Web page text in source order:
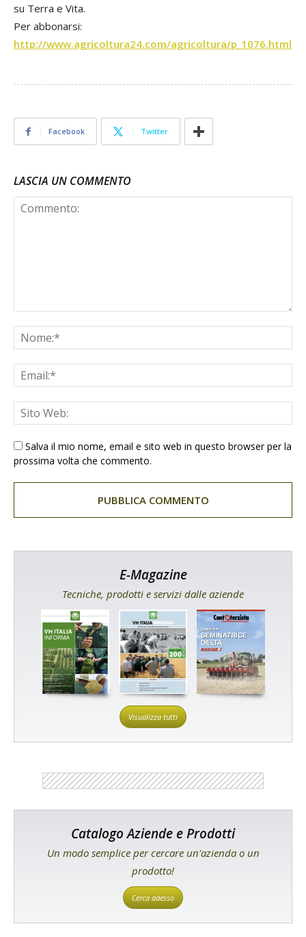
su Terra e Vita.
Per abbonarsi:
http://www.agricoltura24.com/agricoltura/p_1076.html
Facebook Twitter
LASCIA UN COMMENTO
Salva il mio nome, email e sito web in questo browser per la
prossima volta che commento.
E-Magazine
Tecniche, prodotti e servizi dalle aziende
Visualizza tutti
Catalogo Aziende e Prodotti
Un modo semplice per cercare un'azienda o un
prodotto!
Cerca adesso